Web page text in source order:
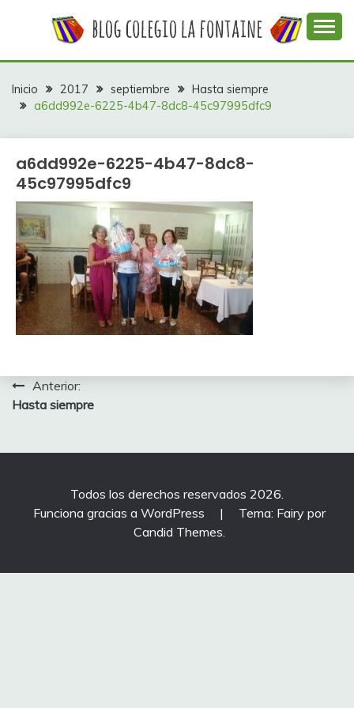
COLEGIO LA
FONTAINE
colegio La Fontaine
Inicio 2017 septiembre
Hasta siempre
a6dd992e-6225-4b47-8dc8-45c97995dfc9
a6dd992e-6225-4b47-8dc8-
45c97995dfc9
Navegación
de
entradas
Anterior:
Hasta siempre
Todos los derechos reservados 2026.
Funciona gracias a WordPress
|
Tema: Fairy por
Candid Themes